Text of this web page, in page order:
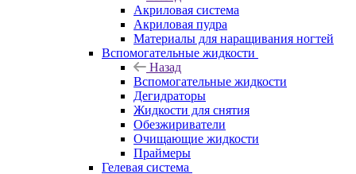
Акриловая система
Акриловая пудра
Материалы для наращивания ногтей
Вспомогательные жидкости
Назад
Вспомогательные жидкости
Дегидраторы
Жидкости для снятия
Обезжириватели
Очищающие жидкости
Праймеры
Гелевая система